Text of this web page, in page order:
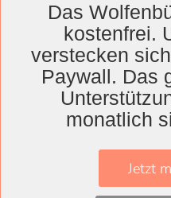
Wolfenbüttel
Braunschweigische
Das
kostenfrei.
verstecken
Paywall. Das
monatlich
Jetzt